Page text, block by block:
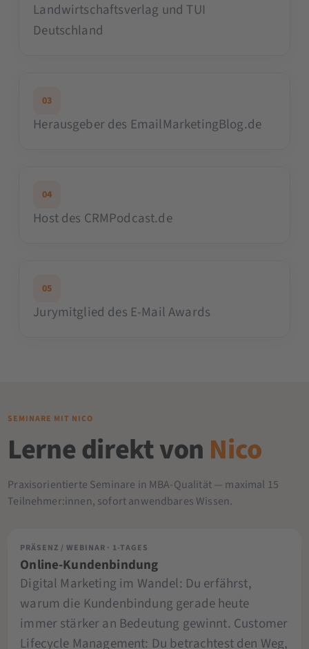
Landwirtschaftsverlag und TUI
Deutschland
03
Herausgeber des EmailMarketingBlog.de
04
Host des CRMPodcast.de
05
Jurymitglied des E-Mail Awards
SEMINARE MIT NICO
Lerne direkt von Nico
Praxisorientierte Seminare in MBA-Qualität — maximal 15
Teilnehmer:innen, sofort anwendbares Wissen.
PRÄSENZ / WEBINAR · 1-TAGES
Online-Kundenbindung
Digital Marketing im Wandel: Du erfährst,
warum die Kundenbindung gerade heute
immer stärker an Bedeutung gewinnt. Customer
Lifecycle Management: Du betrachtest den Weg,